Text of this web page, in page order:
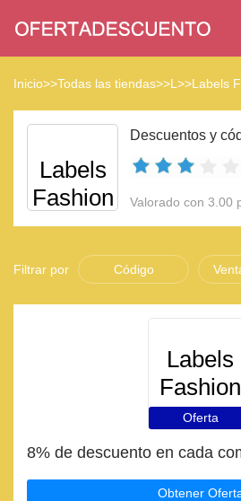
Inicio>>Todas las tiendas>>L >>Labels
Labels
Fashion
Valorado con 3.00
Filtrar por Código
Labels
Fashion
Oferta
8% de descuento en cada
Obtener